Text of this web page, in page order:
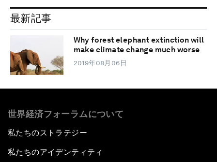
最新記事
Why forest elephant extinction will
make climate change much worse
2019年08月06日
世界経済フォーラムについて
私たちのストラテジー
私たちのアイデンティティ